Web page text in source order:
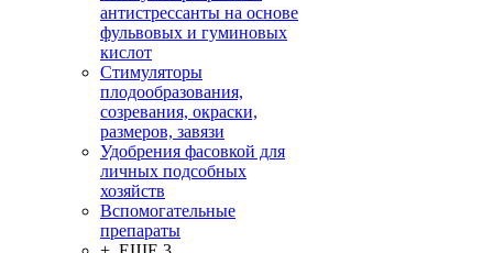
антистрессанты на основе
фульвовых и гуминовых
кислот
Стимуляторы
плодообразования,
созревания, окраски,
размеров, завязи
Удобрения фасовкой для
личных подсобных
хозяйств
Вспомогательные
препараты